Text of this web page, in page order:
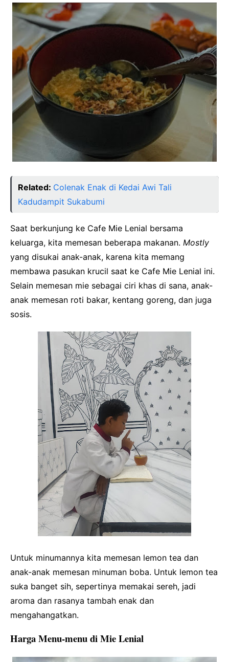
Related: Colenak Enak di Kedai Awi Tali
Kadudampit Sukabumi
Saat berkunjung ke Cafe Mie Lenial bersama
keluarga, kita memesan beberapa makanan. Mostly
yang disukai anak-anak, karena kita memang
membawa pasukan krucil saat ke Cafe Mie Lenial ini.
Selain memesan mie sebagai ciri khas di sana, anak-
anak memesan roti bakar, kentang goreng, dan juga
sosis.
Untuk minumannya kita memesan lemon tea dan
anak-anak memesan minuman boba. Untuk lemon tea
suka banget sih, sepertinya memakai sereh, jadi
aroma dan rasanya tambah enak dan
mengahangatkan.
Harga Menu-menu di Mie Lenial